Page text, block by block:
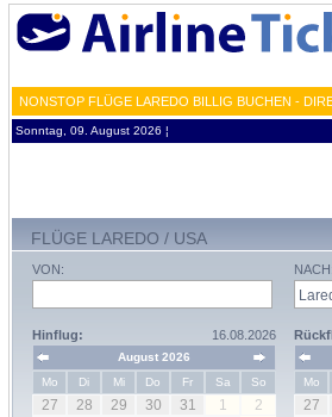
NONSTOP FLÜGE LAREDO BILLIG BUCHEN -
Sonntag, 09. August 2026 ¦
FLÜGE LAREDO / USA
VON:
Hinflug: 16.08.2026
August 2026
Mo
Di Mi Do Fr Sa So
27 28 29 30 31 1
2
NACH:
Mo
27